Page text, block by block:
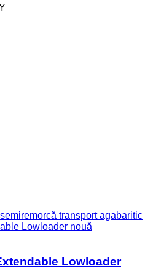
semiremorcă transport agabaritic
Lowloader nouă
Lowloader